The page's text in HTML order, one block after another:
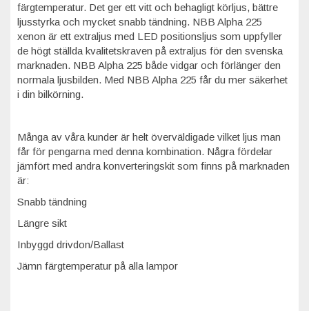
färgtemperatur. Det ger ett vitt och behagligt körljus, bättre
ljusstyrka och mycket snabb tändning. NBB Alpha 225
xenon är ett extraljus med LED positionsljus som uppfyller
de högt ställda kvalitetskraven på extraljus för den svenska
marknaden. NBB Alpha 225 både vidgar och förlänger den
normala ljusbilden. Med NBB Alpha 225 får du mer säkerhet
i din bilkörning.
Många av våra kunder är helt överväldigade vilket ljus man
får för pengarna med denna kombination. Några fördelar
jämfört med andra konverteringskit som finns på marknaden
är:
Snabb tändning
Längre sikt
Inbyggd drivdon/Ballast
Jämn färgtemperatur på alla lampor